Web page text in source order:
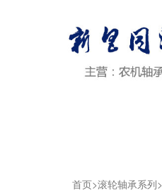
首页 滚轮轴承系列